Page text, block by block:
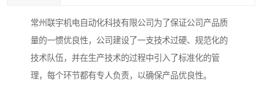
常州联宇机电自动化科技有限公司为了保证公司产品质
量的一惯优良性，公司建设了一支技术过硬、规范化的
技术队伍，并在生产技术的过程中引入了标准化的管
理，每个环节都有专人负责，以确保产品优良性。